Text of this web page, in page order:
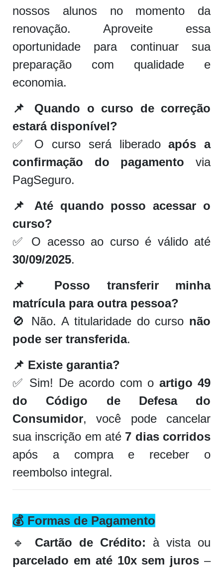
nossos alunos no momento da
renovação. Aproveite essa
oportunidade para continuar sua
preparação com qualidade e
economia.
📌 Quando o curso de correção
estará disponível?
✅ O curso será liberadoapós a
confirmação do pagamento via
PagSeguro.
📌 Até quando posso acessar o
curso?
✅ O acesso ao curso é válido até
30/09/2025.
📌 Posso transferir minha
matrícula para outra pessoa?
🚫 Não. A titularidade do curso não
pode ser transferida.
📌 Existe garantia?
✅ Sim! De acordo com o artigo 49
do Código de Defesa do
Consumidor, você pode cancelar
sua inscrição em até 7 dias corridos
após a compra e receber o
reembolso integral.
💰 Formas de Pagamento
🔹 Cartão de Crédito: à vista ou
parcelado em até 10x sem juros –